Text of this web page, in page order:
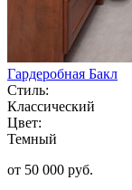
Гардеробная Бакл
Стиль:
Классический
Цвет:
Темный
от 50 000 руб.